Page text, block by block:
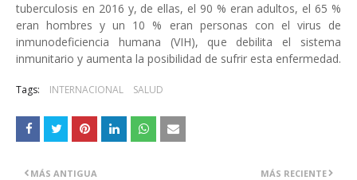
tuberculosis en 2016 y, de ellas, el 90 % eran adultos, el 65 %
eran hombres y un 10 % eran personas con el virus de
inmunodeficiencia humana (VIH), que debilita el sistema
inmunitario y aumenta la posibilidad de sufrir esta enfermedad.
Tags: INTERNACIONAL SALUD
MÁS RECIENTE
MÁS ANTIGUA